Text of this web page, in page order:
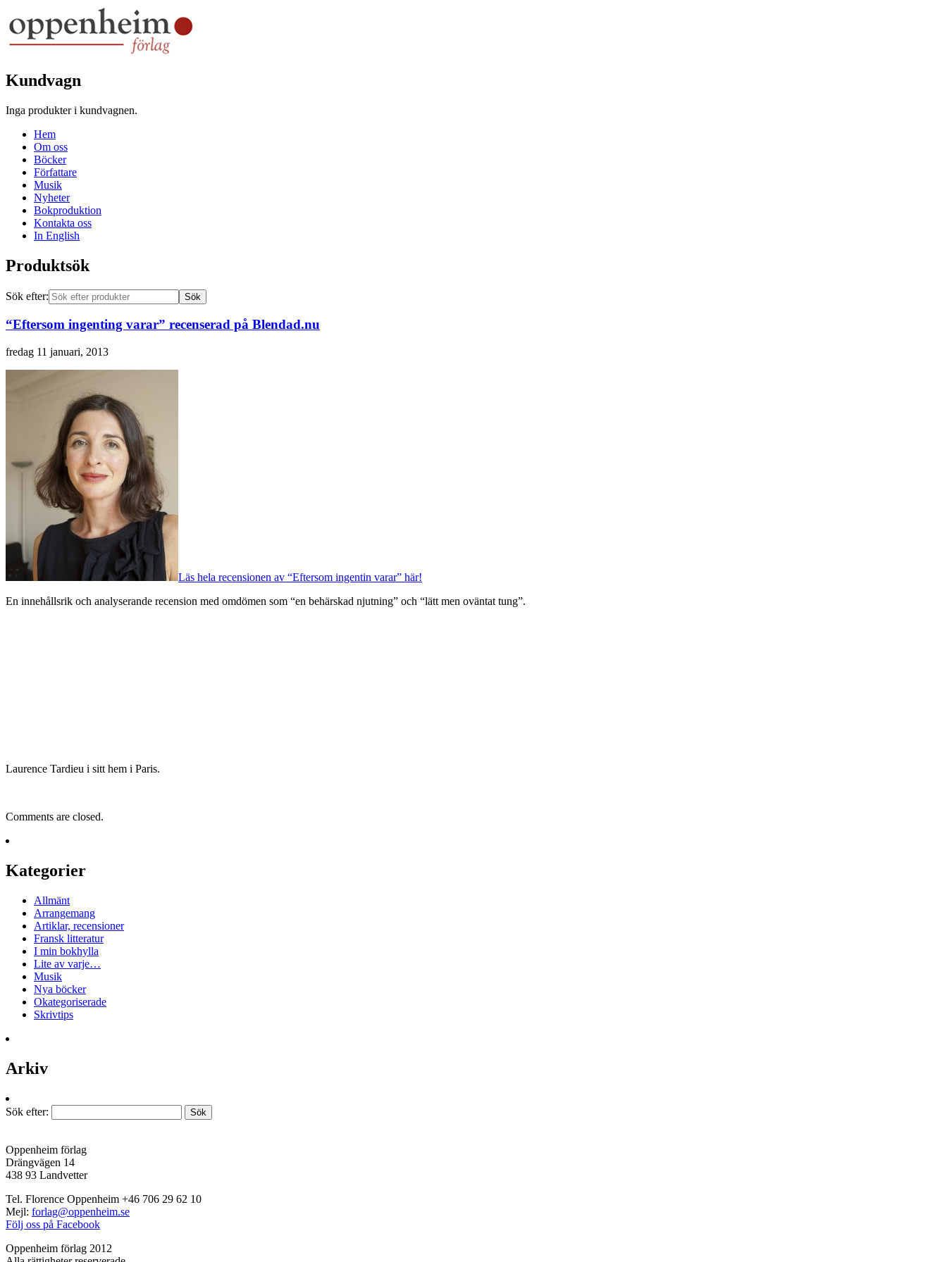
Kundvagn
Inga produkter i kundvagnen.
Hem
Om oss
Böcker
Författare
Musik
Nyheter
Bokproduktion
Kontakta oss
In English
Produktsök
Sök efter:
“Eftersom ingenting varar” recenserad på Blendad.nu
fredag 11 januari, 2013
Läs hela recensionen av “Eftersom ingentin varar” här!
En innehållsrik och analyserande recension med omdömen som “en behärskad njutning” och “lätt men oväntat tung”.
Laurence Tardieu i sitt hem i Paris.
Comments are closed.
Kategorier
Allmänt
Arrangemang
Artiklar, recensioner
Fransk litteratur
I min bokhylla
Lite av varje…
Musik
Nya böcker
Okategoriserade
Skrivtips
Arkiv
Sök efter:
Oppenheim förlag
Drängvägen 14
438 93 Landvetter
Tel. Florence Oppenheim +46 706 29 62 10
Mejl: forlag@oppenheim.se
Följ oss på Facebook
Oppenheim förlag 2012